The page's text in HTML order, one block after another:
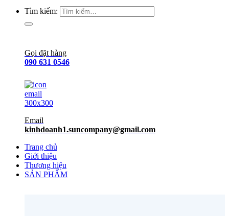
Tìm kiếm:
Gọi đặt hàng
090 631 0546
Email
kinhdoanh1.suncompany@gmail.com
Trang chủ
Giới thiệu
Thương hiệu
SẢN PHẨM